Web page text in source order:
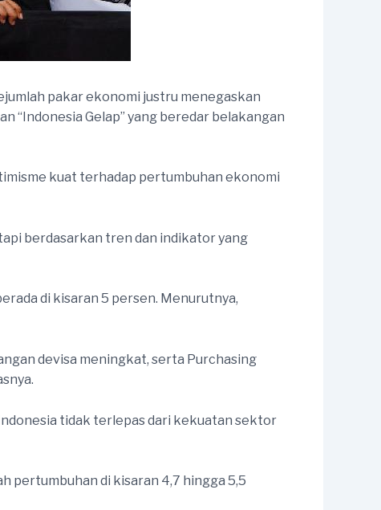
pakar ekonomi justru menegaskan
“Indonesia Gelap” yang beredar belakangan
kuat terhadap pertumbuhan ekonomi
berdasarkan tren dan indikator yang
di kisaran 5 persen. Menurutnya,
devisa meningkat, serta Purchasing
tidak terlepas dari kekuatan sektor
pertumbuhan di kisaran 4,7 hingga 5,5